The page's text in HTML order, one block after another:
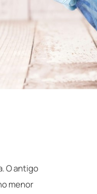
O antigo
menor